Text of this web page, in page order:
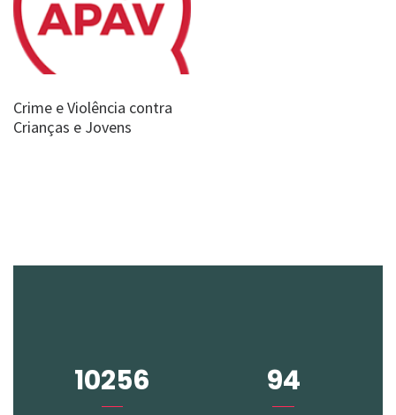
Crime e Violência contra
Crianças e Jovens
10256 94